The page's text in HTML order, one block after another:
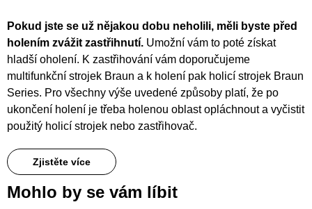
Pokud jste se už nějakou dobu neholili, měli byste před
holením zvážit zastřihnutí. Umožní vám to poté získat
hladší oholení. K zastřihování vám doporučujeme
multifunkční strojek Braun a k holení pak holicí strojek Braun
Series. Pro všechny výše uvedené způsoby platí, že po
ukončení holení je třeba holenou oblast opláchnout a vyčistit
použitý holicí strojek nebo zastřihovač.
Zjistěte více
Mohlo by se vám líbit